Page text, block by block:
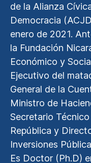
de la Alianza
Democracia
enero de 2021.
la Fundación
Económico y
Ejecutivo del
General de la
Ministro de
Secretario
República y
Inversiones
Es Doctor (Ph.D)